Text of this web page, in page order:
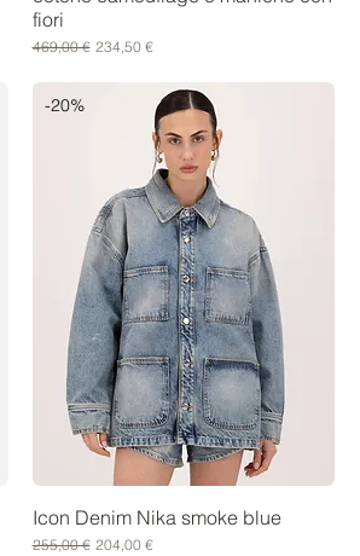
fiori
Prezzo regolare
469,00 € Prezzo scontato
234,50 €
-20%
Icon Denim Nika smoke blue
Prezzo regolare
255,00 € Prezzo scontato
204,00 €